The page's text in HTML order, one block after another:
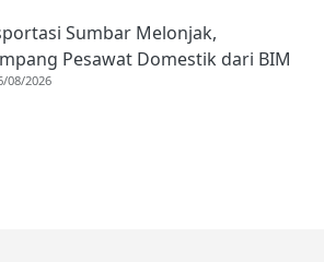
Sumbar Melonjak,
Pesawat Domestik dari BIM
33 Persen
08/2026